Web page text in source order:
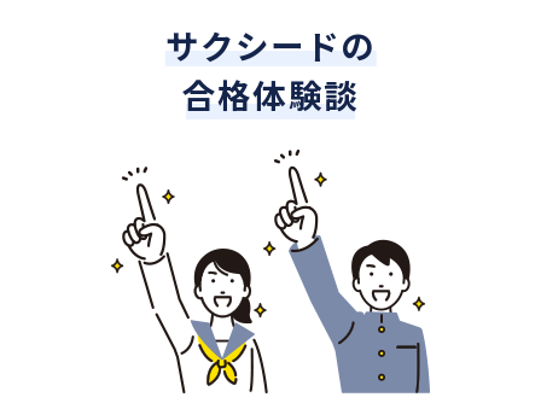
サクシードの
合格体験談